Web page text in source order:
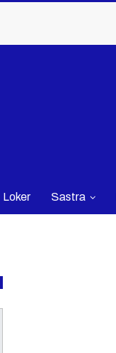
Loker Sastra